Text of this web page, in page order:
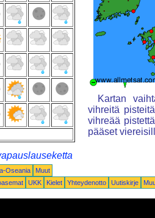
Kartan
vihreitä
vihreää
pääset
Oseania
Muut
UKK Kielet Yhteydenotto Uutiskirje